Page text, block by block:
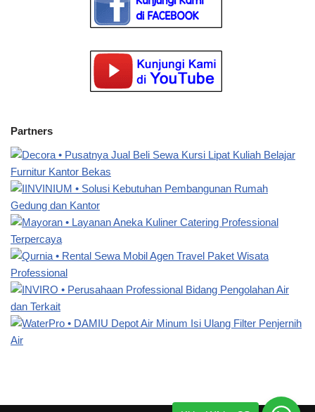
Partners